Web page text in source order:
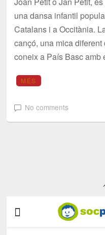
una dansa infantil
Catalans i a Occitània.
cançó, una mica
coneix a País Basc amb
MÉS
No comments